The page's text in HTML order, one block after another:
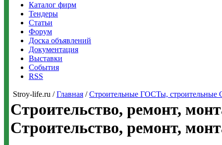
Каталог фирм
Тендеры
Статьи
Форум
Доска объявлений
Документация
Выставки
События
RSS
Stroy-life.ru /Главная /Строительные ГОСТы,
Строительство, ремонт,
Строительство, ремонт,